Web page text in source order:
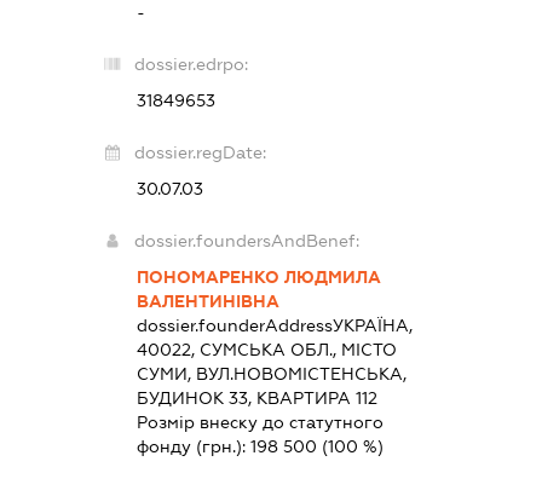
-
dossier.edrpo:
31849653
dossier.regDate:
30.07.03
dossier.foundersAndBenef:
ПОНОМАРЕНКО ЛЮДМИЛА
ВАЛЕНТИНІВНА
dossier.founderAddressУКРАЇНА,
40022, СУМСЬКА ОБЛ., МІСТО
СУМИ, ВУЛ.НОВОМІСТЕНСЬКА,
БУДИНОК 33, КВАРТИРА 112
Розмір внеску до статутного
фонду (грн.): 198 500 (100 %)